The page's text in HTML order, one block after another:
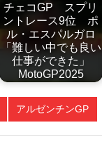
チェコGP スプリ
ントレース9位 ポ
ル・エスパルガロ
「難しい中でも良い
仕事ができた」
MotoGP2025
アルゼンチンGP